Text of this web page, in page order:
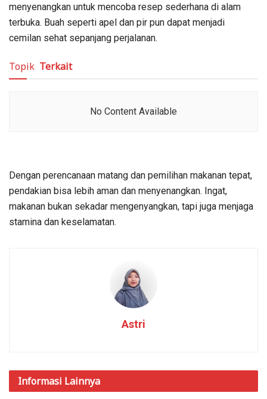
menyenangkan untuk mencoba resep sederhana di alam
terbuka. Buah seperti apel dan pir pun dapat menjadi
cemilan sehat sepanjang perjalanan.
Topik Terkait
No Content Available
Dengan perencanaan matang dan pemilihan makanan tepat,
pendakian bisa lebih aman dan menyenangkan. Ingat,
makanan bukan sekadar mengenyangkan, tapi juga menjaga
stamina dan keselamatan.
Astri
Informasi Lainnya